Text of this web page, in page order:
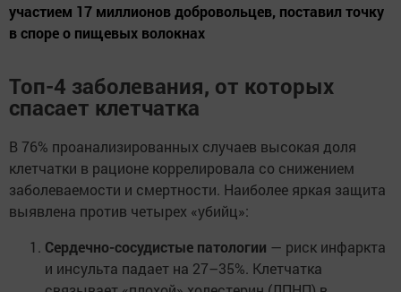
участием 17 миллионов добровольцев, поставил точку
в споре о пищевых волокнах
Топ-4 заболевания, от которых
спасает клетчатка
В 76% проанализированных случаев высокая доля
клетчатки в рационе коррелировала со снижением
заболеваемости и смертности. Наиболее яркая защита
выявлена против четырех «убийц»:
Сердечно-сосудистые патологии — риск инфаркта
и инсульта падает на 27–35%. Клетчатка